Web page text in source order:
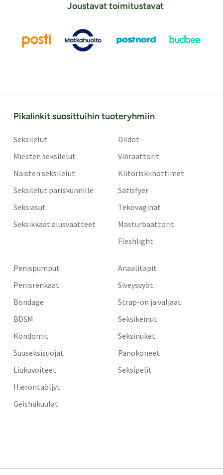
Joustavat toimitustavat
Pikalinkit suosittuihin tuoteryhmiin
Seksilelut
Miesten seksilelut
Naisten seksilelut
Seksilelut pariskunnille
Seksiasut
Seksikkäät alusvaatteet
Dildot
Vibraattorit
Klitoriskiihottimet
Satisfyer
Tekovaginat
Masturbaattorit
Fleshlight
Penispumput
Penisrenkaat
Bondage
BDSM
Kondomit
Suuseksisuojat
Liukuvoiteet
Hierontaöljyt
Geishakuulat
Anaalitapit
Siveysvyöt
Strap-on ja valjaat
Seksikeinut
Seksinuket
Panokoneet
Seksipelit